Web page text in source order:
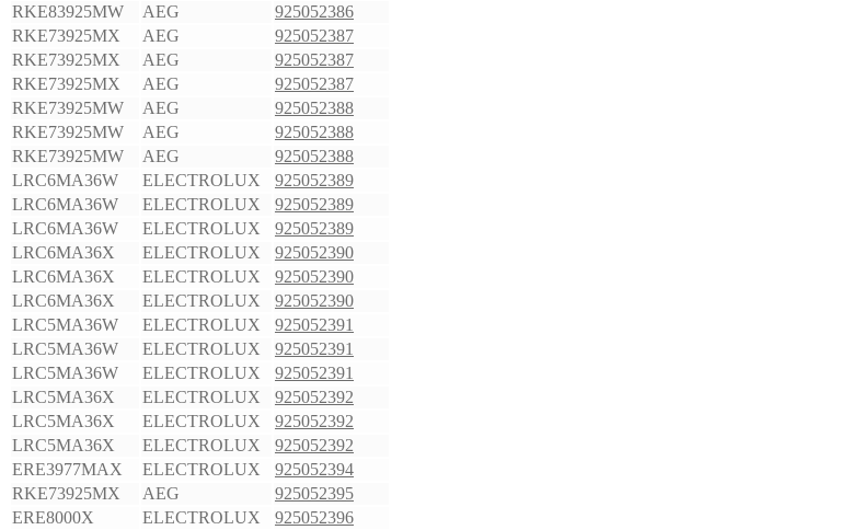
RKE83925MW
AEG
925052386
RKE73925MX
AEG
925052387
RKE73925MX
AEG
925052387
RKE73925MX
AEG
925052387
RKE73925MW
AEG
925052388
RKE73925MW
AEG
925052388
RKE73925MW
AEG
925052388
LRC6MA36W
ELECTROLUX
925052389
LRC6MA36W
ELECTROLUX
925052389
LRC6MA36W
ELECTROLUX
925052389
LRC6MA36X
ELECTROLUX
925052390
LRC6MA36X
ELECTROLUX
925052390
LRC6MA36X
ELECTROLUX
925052390
LRC5MA36W
ELECTROLUX
925052391
LRC5MA36W
ELECTROLUX
925052391
LRC5MA36W
ELECTROLUX
925052391
LRC5MA36X
ELECTROLUX
925052392
LRC5MA36X
ELECTROLUX
925052392
LRC5MA36X
ELECTROLUX
925052392
ERE3977MAX
ELECTROLUX
925052394
RKE73925MX
AEG
925052395
ERE8000X
ELECTROLUX
925052396